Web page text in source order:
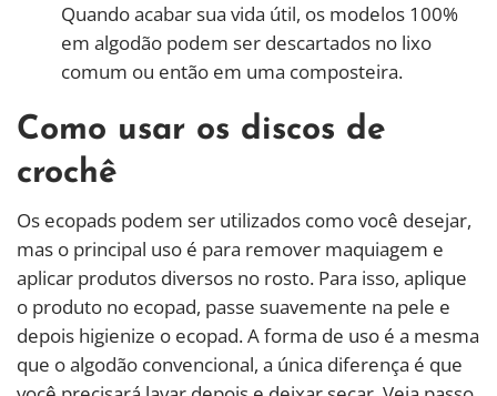
Quando acabar sua vida útil, os modelos 100%
em algodão podem ser descartados no lixo
comum ou então em uma composteira.
Como usar os discos de
crochê
Os ecopads podem ser utilizados como você desejar,
mas o principal uso é para remover maquiagem e
aplicar produtos diversos no rosto. Para isso, aplique
o produto no ecopad, passe suavemente na pele e
depois higienize o ecopad. A forma de uso é a mesma
que o algodão convencional, a única diferença é que